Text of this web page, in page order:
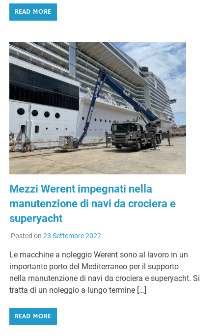
READ MORE
Mezzi Werent impegnati nella
manutenzione di navi da crociera e
superyacht
Posted on 23 Settembre 2022
Le macchine a noleggio Werent sono al lavoro in un
importante porto del Mediterraneo per il supporto
nella manutenzione di navi da crociera e superyacht. Si
tratta di un noleggio a lungo termine […]
READ MORE